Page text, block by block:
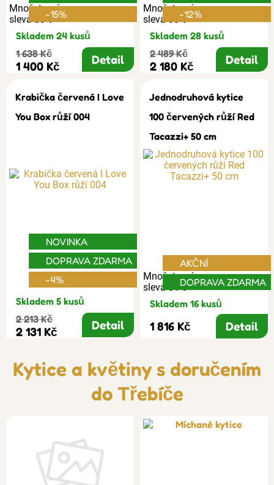
Množstevní
sleva 30%-15%
Skladem 24 kusů
1 638 Kč
1 400 Kč Detail
Množstevní
sleva 30%-12%
Skladem 28 kusů
2 489 Kč
2 180 Kč Detail
Krabička červená I Love
You Box růží 004
NOVINKA
DOPRAVA ZDARMA
-4%
Skladem 5 kusů
2 213 Kč
2 131 Kč Detail
Jednodruhová kytice
100 červených růží Red
Tacazzi+ 50 cm
Množstevní
sleva 31%
AKČNÍ
DOPRAVA ZDARMA
Skladem 16 kusů
1 816 Kč Detail
Kytice a květiny s doručením
do Třebíče